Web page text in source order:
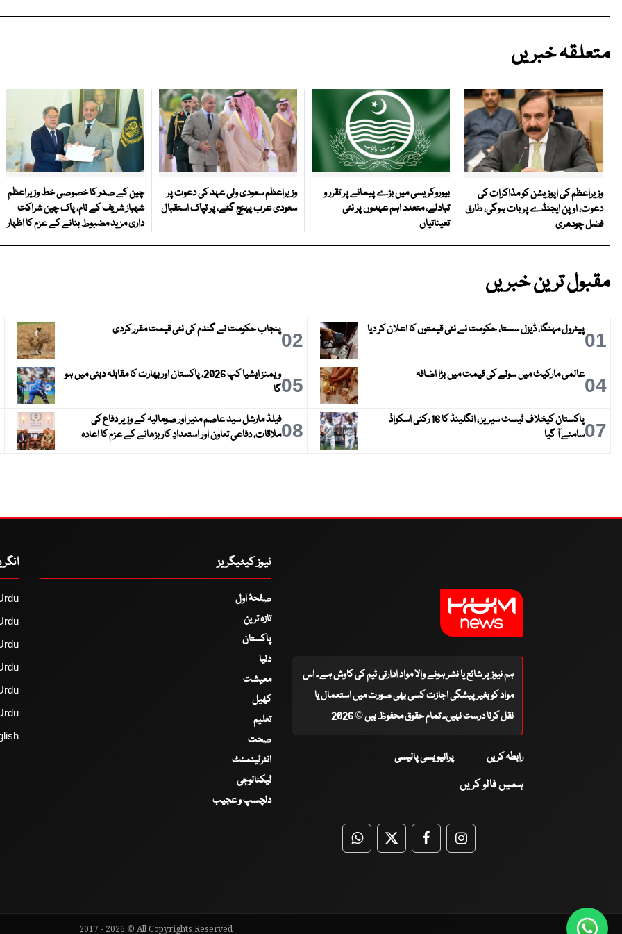
متعلقہ خبریں
وزیراعظم کی اپوزیشن کو مذاکرات کی
دعوت، اوپن ایجنڈے پر بات ہوگی، طارق
فضل چودھری
بیوروکریسی میں بڑے پیمانے پر تقرر و
تبادلے، متعدد اہم عہدوں پر نئی
تعیناتیاں
وزیراعظم سعودی ولی عہد کی دعوت پر
سعودی عرب پہنچ گئے، پر تپاک استقبال
چین کے صدر کا خصوصی خط وزیراعظم
شہباز شریف کے نام، پاک چین شراکت
داری مزید مضبوط بنانے کے عزم کا اظہار
مقبول ترین خبریں
01پیٹرول مہنگا، ڈیزل سستا، حکومت نے نئی قیمتوں کا اعلان کر دیا 02پنجاب حکومت نے گندم کی نئی قیمت مقرر کردی
04عالمی مارکیٹ میں سونے کی قیمت میں بڑا اضافہ 05
ویمنز ایشیا کپ 2026، پاکستان اور بھارت کا مقابلہ دبئی میں ہو
گا
07
پاکستان کیخلاف ٹیسٹ سیریز ، انگلینڈ کا 16 رکنی اسکواڈ
سامنے آ گیا
08فیلڈ مارشل سید عاصم منیر اور صومالیہ کے وزیر دفاع کی
ملاقات، دفاعی تعاون اور استعدادِ کار بڑھانے کے عزم کا اعادہ
ہم نیوز پر شائع یا نشر ہونے والا مواد ادارتی ٹیم کی کاوش ہے۔ اس
مواد کو بغیر پیشگی اجازت کسی بھی صورت میں استعمال یا
نقل کرنا درست نہیں۔ تمام حقوق محفوظ ہیں © 2026
رابطہ کریں پرائیویسی پالیسی
ہمیں فالو کریں
WhatsApp
TwitterFacebookFacebook
نیوز کیٹیگریز
صفحۂ اول
تازہ ترین
پاکستان
دنیا
معیشت
کھیل
تعلیم
صحت
انٹرٹینمنٹ
ٹیکنالوجی
دلچسپ و عجیب
2017 - 2026 © All Copyrights Reserved